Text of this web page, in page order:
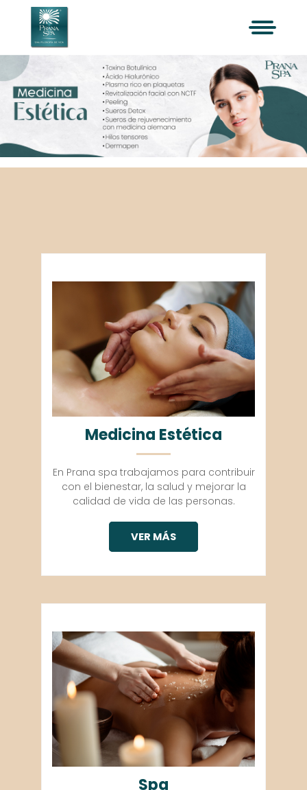
Medicina Estética
En Prana spa trabajamos para contribuir
con el bienestar, la salud y mejorar la
calidad de vida de las personas.
VER MÁS
Spa